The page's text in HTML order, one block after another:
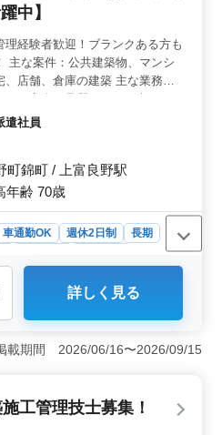
されます。賞与もあります。
は隔週休みです。
中】
理経験者歓迎！ブランクある方も
主な案件：公共建築物、マンシ
、店舗、倉庫の建築 主な業務施
導 ＊当社の施工管理の仕事は、
に渡る業務に裁量を持って取り
大きな魅力です。 ◯空知郡近郊
心です お客様と職人とのパイプ
一番近くで感じられます。 この
て、物づくりの達成感や技術者と
遣社員
町錦町 / 上富良野駅
年齢 70歳
車通勤OK 週休2日制
長期
理業務＞ 公共建築物や住宅
プランニングから完成まで携
、社用車通勤も可能で
＞ 2級建築施工管理技士以
額支給されます。休日は週
です。
詳しく見る
載期間 2026/06/16〜2026/09/15
工管理技士募集！